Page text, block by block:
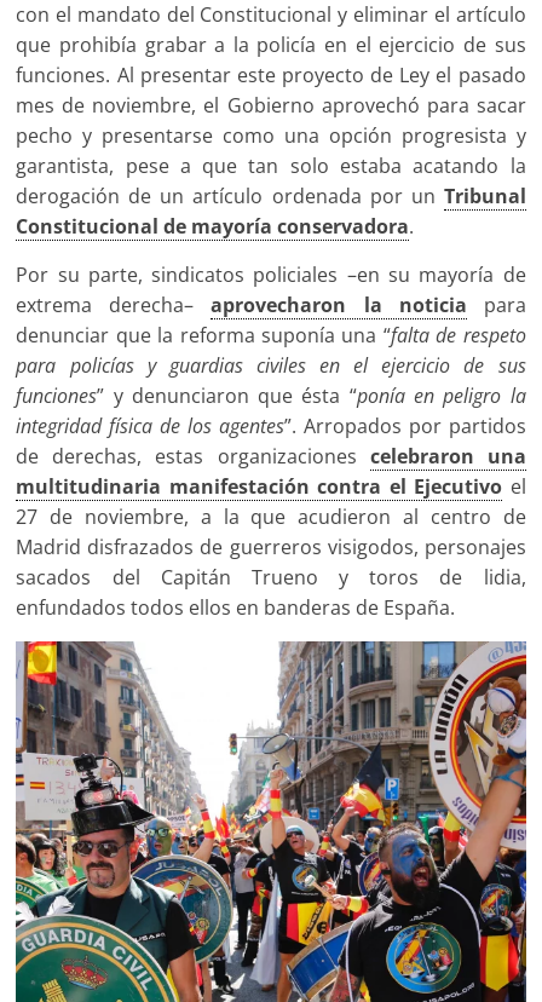
con el mandato del Constitucional y eliminar el artículo
que prohibía grabar a la policía en el ejercicio de sus
funciones. Al presentar este proyecto de Ley el pasado
mes de noviembre, el Gobierno aprovechó para sacar
pecho y presentarse como una opción progresista y
garantista, pese a que tan solo estaba acatando la
derogación de un artículo ordenada por un Tribunal
Constitucional de mayoría conservadora.
Por su parte, sindicatos policiales –en su mayoría de
extrema derecha–aprovecharon la noticia para
denunciar que la reforma suponía una “falta de respeto
para policías y guardias civiles en el ejercicio de sus
funciones” y denunciaron que ésta “ponía en peligro la
integridad física de los agentes”. Arropados por partidos
de derechas, estas organizaciones celebraron una
multitudinaria manifestación contra el Ejecutivo el
27 de noviembre, a la que acudieron al centro de
Madrid disfrazados de guerreros visigodos, personajes
sacados del Capitán Trueno y toros de lidia,
enfundados todos ellos en banderas de España.